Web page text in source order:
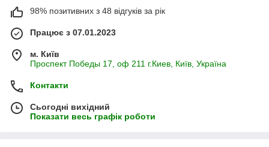
98% позитивних з 48 відгуків за рік
Працює з 07.01.2023
м. Київ
Проспект Победы 17, оф 211 г.Киев, Київ, Україна
Контакти
Сьогодні вихідний
Показати весь графік роботи